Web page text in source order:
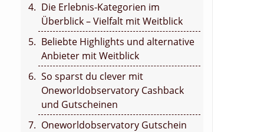
Die Erlebnis-Kategorien im
Überblick – Vielfalt mit Weitblick
Beliebte Highlights und alternative
Anbieter mit Weitblick
So sparst du clever mit
Oneworldobservatory Cashback
und Gutscheinen
Oneworldobservatory Gutschein